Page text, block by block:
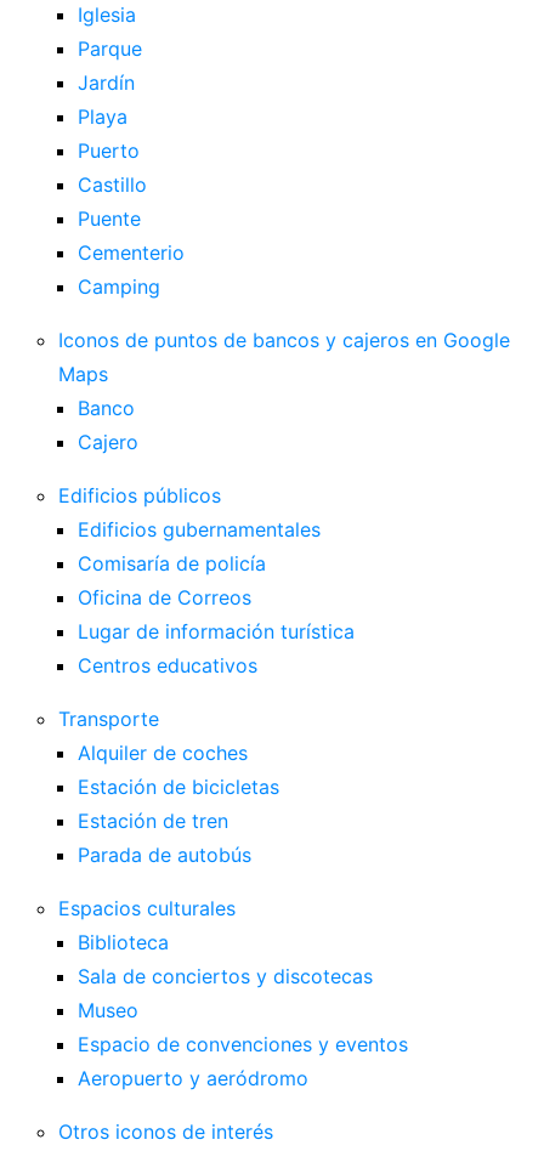
Iglesia
Parque
Jardín
Playa
Puerto
Castillo
Puente
Cementerio
Camping
Iconos de puntos de bancos y cajeros en Google
Maps
Banco
Cajero
Edificios públicos
Edificios gubernamentales
Comisaría de policía
Oficina de Correos
Lugar de información turística
Centros educativos
Transporte
Alquiler de coches
Estación de bicicletas
Estación de tren
Parada de autobús
Espacios culturales
Biblioteca
Sala de conciertos y discotecas
Museo
Espacio de convenciones y eventos
Aeropuerto y aeródromo
Otros iconos de interés